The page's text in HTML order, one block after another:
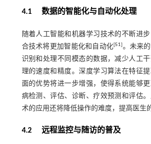
4.1 数据的智能化与自动化处理
随着人工智能和机器学习技术的不断进
合技术将更加智能化和自动化[51]。未来
识别和处理不同模态的数据，减少人工
理的速度和精度。深度学习算法在特征
面的优势将进一步增强，使得系统能够
病检测、评估、诊断、疗效预测和评估
术的应用还将降低操作的难度，提高医生
4.2 远程监控与随访的普及